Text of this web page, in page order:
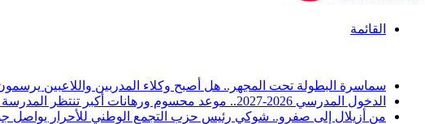
القائمة
سماسرة البطولة تحت المجهر.. هل أصبح وكلاء المدربين واللاعبين يرسمون
الدخول المدرسي 2026-2027.. موعد محسوم ورهانات أكبر تنتظر المدرسة المغربية والأسر والتلاميذ
من أزيلال إلى صفرو.. شوكي رئيس حزب التجمع الوطني للأحرار يواصل